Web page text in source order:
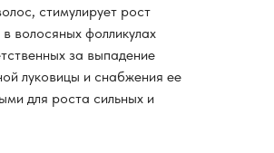
стимулирует рост
волосяных фолликулах
за выпадение
луковицы и снабжения ее
для роста сильных и